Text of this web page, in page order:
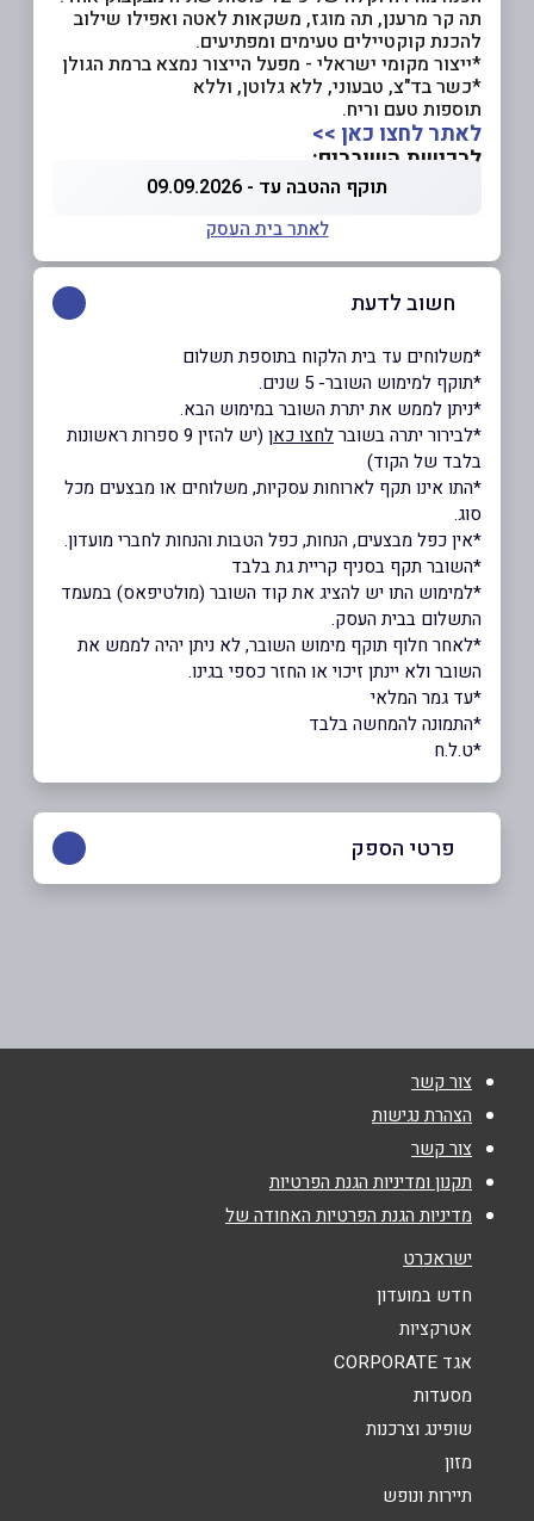
תה קר מרענן, תה מוגז, משקאות לאטה ואפילו שילוב
להכנת קוקטיילים טעימים ומפתיעים.
*ייצור מקומי ישראלי - מפעל הייצור נמצא ברמת הגולן
*כשר בד"צ, טבעוני, ללא גלוטן, וללא
תוספות טעם וריח.
לאתר לחצו כאן >>
לרכישת השוברים:
תוקף ההטבה עד - 09.09.2026
לאתר בית העסק
חשוב לדעת
*משלוחים עד בית הלקוח בתוספת תשלום
*תוקף למימוש השובר- 5 שנים.
*ניתן לממש את יתרת השובר במימוש הבא.
*לבירור יתרה בשוברלחצו כאן
(יש להזין 9 ספרות ראשונות
בלבד של הקוד)
*התו אינו תקף לארוחות עסקיות, משלוחים או מבצעים מכל
סוג.
*אין כפל מבצעים, הנחות, כפל הטבות והנחות לחברי מועדון.
*השובר תקף בסניף קריית גת בלבד
*למימוש התו יש להציג את קוד השובר (מולטיפאס) במעמד
התשלום בבית העסק.
*לאחר חלוף תוקף מימוש השובר, לא ניתן יהיה לממש את
השובר ולא יינתן זיכוי או החזר כספי בגינו.
*עד גמר המלאי
*התמונה להמחשה בלבד
*ט.ל.ח
פרטי הספק
טלפון *
אימייל*
נושא*
אנא חזרו אלי בקשר ל...
הודעה*
צור קשר
הצהרת נגישות
צור קשר
תקנון ומדיניות הגנת הפרטיות
מדיניות הגנת הפרטיות האחודה של
ישראכרט
חדש במועדון
אטרקציות
אגד CORPORATE
מסעדות
שופינג וצרכנות
מזון
תיירות ונופש